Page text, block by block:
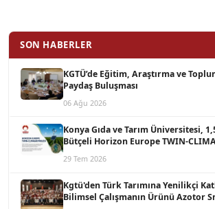
SON HABERLER
KGTÜ’de Eğitim, Araştırma ve
Paydaş Buluşması
06 Ağu 2026
Konya Gıda ve Tarım Üniversitesi,
Bütçeli Horizon Europe TWIN-
29 Tem 2026
Kgtü'den Türk Tarımına Yenilikçi
Bilimsel Çalışmanın Ürünü Azotor